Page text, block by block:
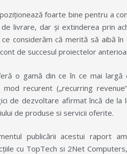
foarte bine pentru a
livrare, dar și extinderea prin
considerăm că merită să aibă
de succesul proiectelor
o gamă din ce în ce mai largă
recurent („recurring
de dezvoltare afirmat încă de la
de produse si servicii oferite.
publicării acestui raport
cu TopTech si 2Net